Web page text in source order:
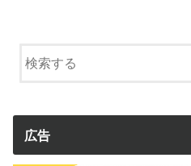
広告